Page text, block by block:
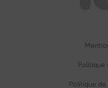
Politique
Politique